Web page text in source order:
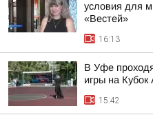
условия для
«Вестей»
16:13
В Уфе
игры на
15:42